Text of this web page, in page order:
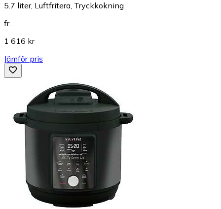
5.7 liter, Luftfritera, Tryckkokning
fr.
1 616 kr
Jämför pris